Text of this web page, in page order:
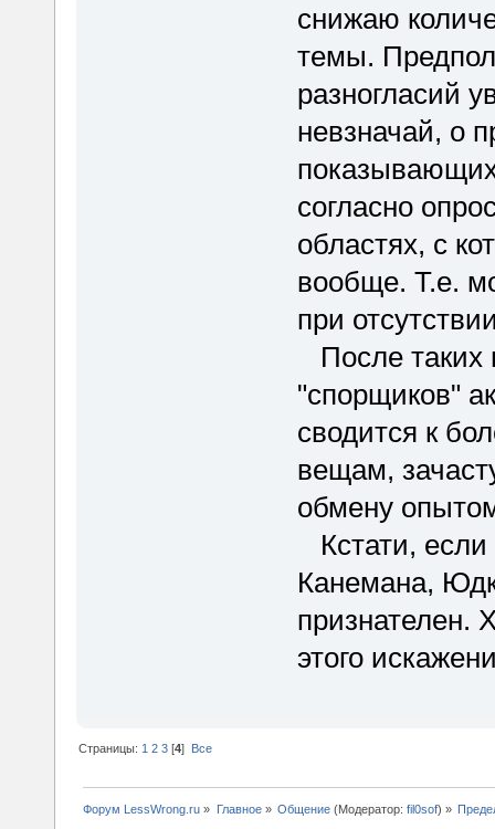
снижаю
темы.
разногласий
невзначай, о
согласно
областях, с
вообще. Т.е.
при
После таких
"спорщиков"
сводится к
вещам,
обмену
Кстати, если
Канемана,
признателен.
этого
Страницы: 1 2 3 [4] Все
Форум LessWrong.ru » Главное» Общение(Модератор: fil0sof) »